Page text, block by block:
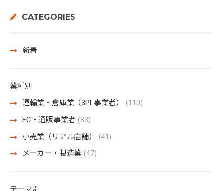
CATEGORIES
新着
業種別
運輸業・倉庫業（3PL事業者）
(110)
EC・通販事業者 (83)
小売業（リアル店舗） (41)
メーカー・製造業 (47)
テーマ別